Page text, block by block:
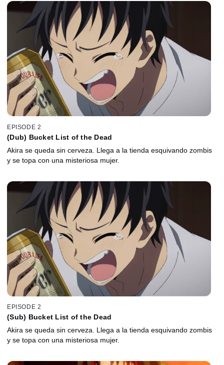
EPISODE 2
(Dub) Bucket List of the Dead
Akira se queda sin cerveza. Llega a la tienda esquivando zombis
y se topa con una misteriosa mujer.
EPISODE 2
(Sub) Bucket List of the Dead
Akira se queda sin cerveza. Llega a la tienda esquivando zombis
y se topa con una misteriosa mujer.